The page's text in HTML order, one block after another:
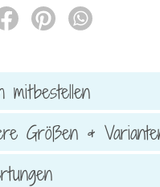
mitbestellen
Größen &